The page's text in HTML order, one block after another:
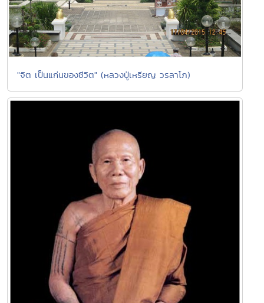
"จิต เป็นแก่นของชีวิต" (หลวงปู่เหรียญ วรลาโภ)